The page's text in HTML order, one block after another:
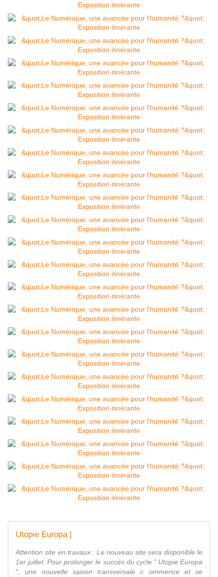
Utopie Europa |
Attention site en travaux : Le nouveau site sera disponible le
1er juillet. Pour prolonger le succès du cycle " Utopie Europa
", une nouvelle saison transversale c ommence et se